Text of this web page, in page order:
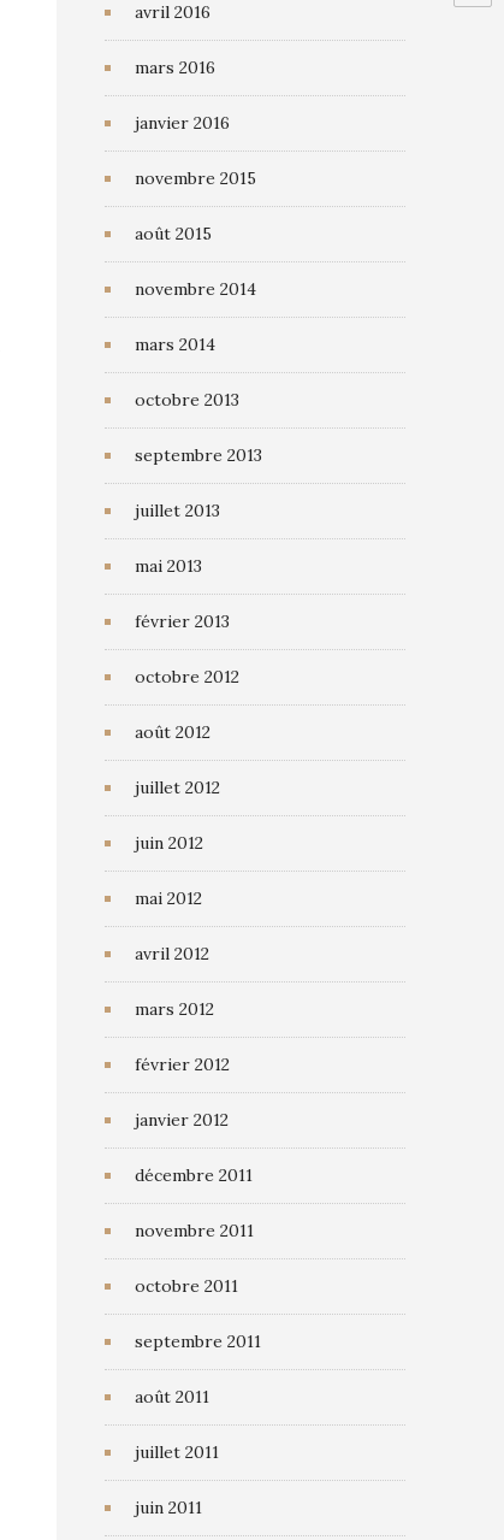
avril 2016
mars 2016
janvier 2016
novembre 2015
août 2015
novembre 2014
mars 2014
octobre 2013
septembre 2013
juillet 2013
mai 2013
février 2013
octobre 2012
août 2012
juillet 2012
juin 2012
mai 2012
avril 2012
mars 2012
février 2012
janvier 2012
décembre 2011
novembre 2011
octobre 2011
septembre 2011
août 2011
juillet 2011
juin 2011